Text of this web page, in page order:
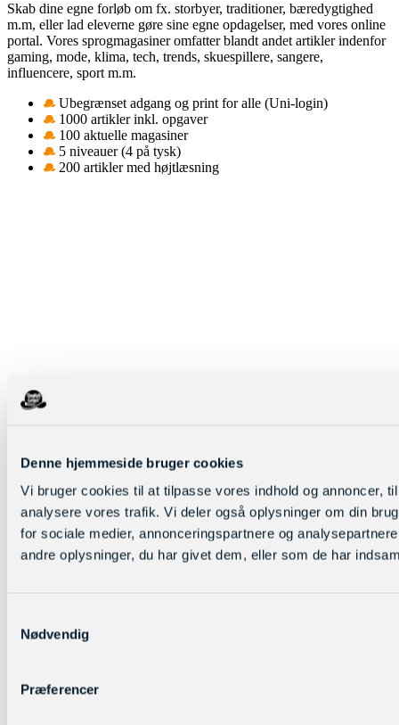
Denne hjemmeside bruger cookies
Vi bruger cookies til at tilpasse vores indhold og annoncer,
analysere vores trafik. Vi deler også oplysninger om din
for sociale medier, annonceringspartnere og
andre oplysninger, du har givet dem, eller som de har
Nødvendig
Præferencer
Skab dine egne forløb om fx. storbyer, traditioner, bæredygtighed
m.m, eller lad eleverne gøre sine egne opdagelser, med vores online
portal. Vores sprogmagasiner omfatter blandt andet artikler indenfor
gaming, mode, klima, tech, trends, skuespillere, sangere,
influencere, sport m.m.
Ubegrænset adgang og print for alle (Uni-login)
1000 artikler inkl. opgaver
100 aktuelle magasiner
5 niveauer (4 på tysk)
200 artikler med højtlæsning